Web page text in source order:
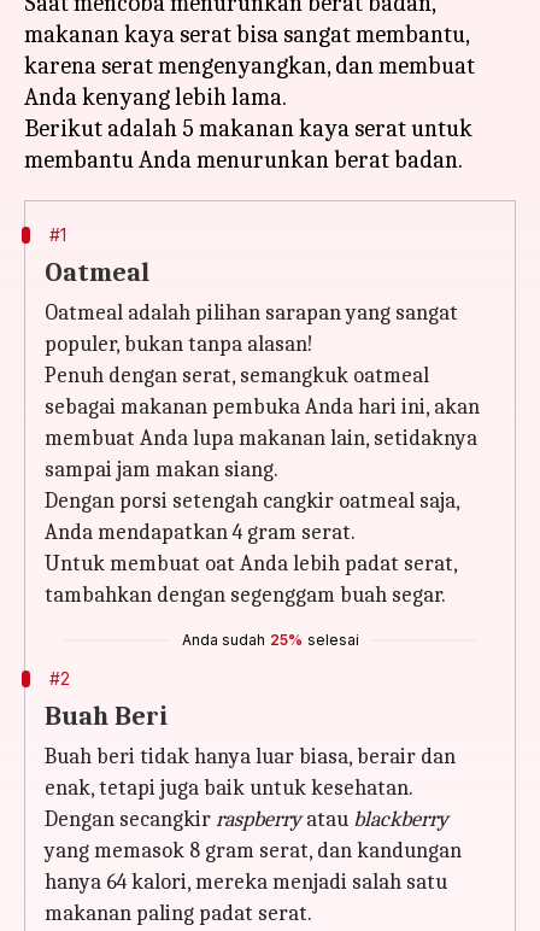
makanan kaya serat bisa sangat membantu,
karena serat mengenyangkan, dan membuat
Anda kenyang lebih lama.
Berikut adalah 5 makanan kaya serat untuk
#1
Oatmeal
Oatmeal adalah pilihan sarapan yang sangat
populer, bukan tanpa alasan!
Penuh dengan serat, semangkuk oatmeal
sebagai makanan pembuka Anda hari ini, akan
membuat Anda lupa makanan lain, setidaknya
sampai jam makan siang.
Dengan porsi setengah cangkir oatmeal saja,
Anda mendapatkan 4 gram serat.
Untuk membuat oat Anda lebih padat serat,
tambahkan dengan segenggam buah segar.
Anda sudah 25% selesai
#2
Buah Beri
Buah beri tidak hanya luar biasa, berair dan
enak, tetapi juga baik untuk kesehatan.
Dengan secangkirraspberryatau blackberry
yang memasok 8 gram serat, dan kandungan
hanya 64 kalori, mereka menjadi salah satu
makanan paling padat serat.